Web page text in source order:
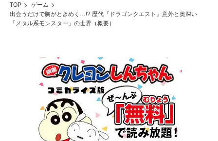
TOP
ゲーム
出会うだけで胸がときめく…!? 歴代『ドラゴンクエスト』意外と奥深い
「メタル系モンスター」の世界（概要）